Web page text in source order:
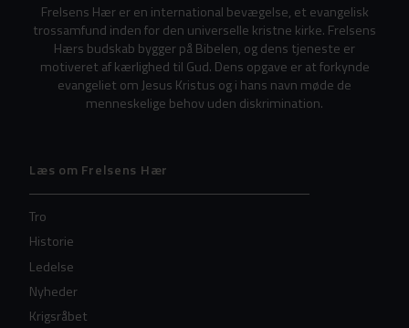
Frelsens Hær er en international bevægelse, et evangelisk
trossamfund inden for den universelle kristne kirke. Frelsens
Hærs budskab bygger på Bibelen, og dens tjeneste er
motiveret af kærlighed til Gud. Dens opgave er at forkynde
evangeliet om Jesus Kristus og i hans navn møde de
menneskelige behov uden diskrimination.
Læs om Frelsens Hær
Tro
Historie
Ledelse
Nyheder
Krigsråbet